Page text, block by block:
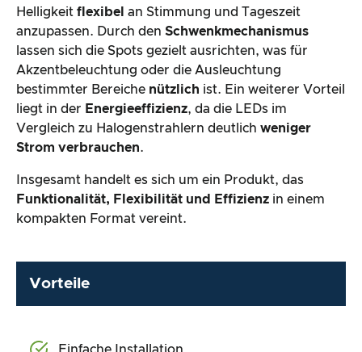
Helligkeit flexibel an Stimmung und Tageszeit
anzupassen. Durch den Schwenkmechanismus
lassen sich die Spots gezielt ausrichten, was für
Akzentbeleuchtung oder die Ausleuchtung
bestimmter Bereiche nützlich ist. Ein weiterer Vorteil
liegt in der Energieeffizienz, da die LEDs im
Vergleich zu Halogenstrahlern deutlich weniger
Strom verbrauchen.
Insgesamt handelt es sich um ein Produkt, das
Funktionalität, Flexibilität und Effizienz in einem
kompakten Format vereint.
Vorteile
Einfache Installation